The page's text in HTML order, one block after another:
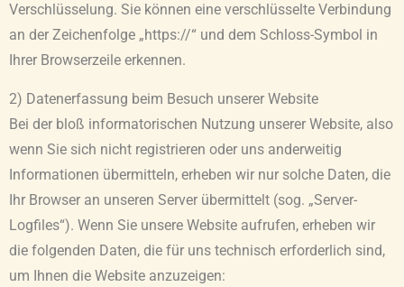
Verschlüsselung. Sie können eine verschlüsselte Verbindung
an der Zeichenfolge „https://“ und dem Schloss-Symbol in
Ihrer Browserzeile erkennen.
2) Datenerfassung beim Besuch unserer Website
Bei der bloß informatorischen Nutzung unserer Website, also
wenn Sie sich nicht registrieren oder uns anderweitig
Informationen übermitteln, erheben wir nur solche Daten, die
Ihr Browser an unseren Server übermittelt (sog. „Server-
Logfiles“). Wenn Sie unsere Website aufrufen, erheben wir
die folgenden Daten, die für uns technisch erforderlich sind,
um Ihnen die Website anzuzeigen: